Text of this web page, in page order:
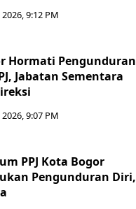
9:12 PM
Hormati Pengunduran
Jabatan Sementara
9:07 PM
PPJ Kota Bogor
Pengunduran Diri,